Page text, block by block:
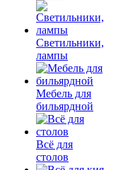
Светильники,
лампы
Мебель для
бильярдной
Всё для
столов